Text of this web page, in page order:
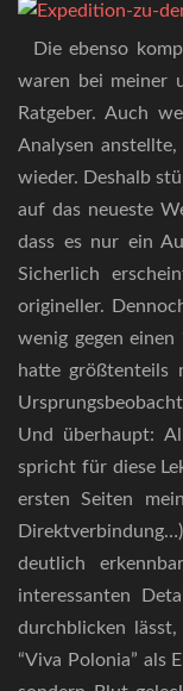
Die ebenso
waren bei meiner
Ratgeber. Auch
Analysen
wieder. Deshalb
auf das neueste
dass es nur ein
Sicherlich
origineller.
wenig gegen
hatte größtenteils
Und überhaupt:
spricht für diese
ersten Seiten
deutlich
interessanten
durchblicken
“Viva Polonia” als